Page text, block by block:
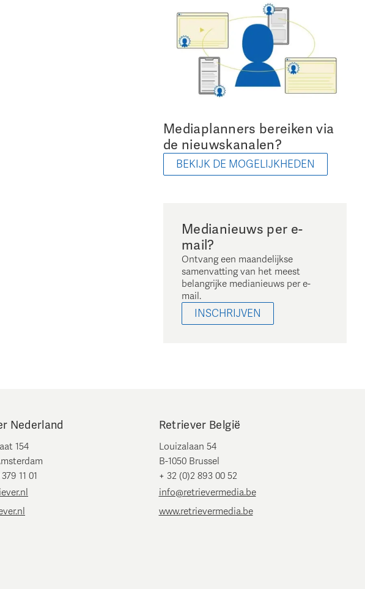
Mediaplanners bereiken via
de nieuwskanalen?
BEKIJK DE MOGELIJKHEDEN
Medianieuws per e-
mail?
Ontvang een maandelijkse
samenvatting van het meest
belangrijke medianieuws per e-
mail.
INSCHRIJVEN
Nederland
154
11 01
Retriever België
Louizalaan 54
B-1050 Brussel
+ 32 (0)2 893 00 52
info@retrievermedia.be
www.retrievermedia.be